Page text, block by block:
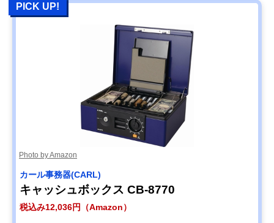
PICK UP!
Photo by Amazon
カール事務器(CARL)
キャッシュボックス CB-8770
税込み12,036円（Amazon）